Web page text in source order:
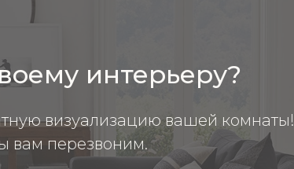
интерьеру?
визуализацию вашей комнаты!
вам перезвоним.